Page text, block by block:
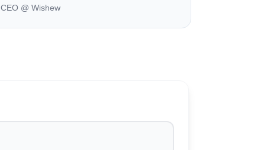
CEO @ Wishew